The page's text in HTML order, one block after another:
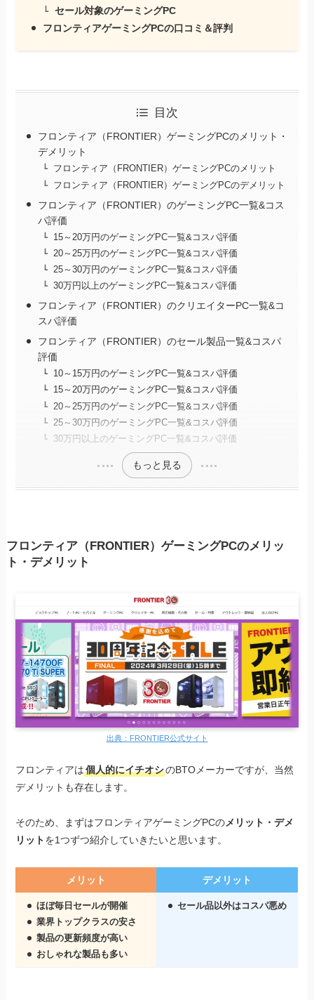
セール対象のゲーミングPC
フロンティアゲーミングPCの口コミ＆評判
目次
フロンティア（FRONTIER）ゲーミングPCのメリット・
デメリット
フロンティア（FRONTIER）ゲーミングPCのメリット
フロンティア（FRONTIER）ゲーミングPCのデメリット
フロンティア（FRONTIER）のゲーミングPC一覧&コス
パ評価
15～20万円のゲーミングPC一覧&コスパ評価
20～25万円のゲーミングPC一覧&コスパ評価
25～30万円のゲーミングPC一覧&コスパ評価
30万円以上のゲーミングPC一覧&コスパ評価
フロンティア（FRONTIER）のクリエイターPC一覧&コ
スパ評価
フロンティア（FRONTIER）のセール製品一覧&コスパ
評価
10～15万円のゲーミングPC一覧&コスパ評価
15～20万円のゲーミングPC一覧&コスパ評価
20～25万円のゲーミングPC一覧&コスパ評価
25～30万円のゲーミングPC一覧&コスパ評価
30万円以上のゲーミングPC一覧&コスパ評価
もっと見る
フロンティア（FRONTIER）ゲーミングPCのメリッ
ト・デメリット
出典：FRONTIER公式サイト
フロンティアは個人的にイチオシのBTOメーカーですが、当然
デメリットも存在します。
そのため、まずはフロンティアゲーミングPCのメリット・デメ
リットを1つずつ紹介していきたいと思います。
メリット デメリット
ほぼ毎日セールが開催
業界トップクラスの安さ
製品の更新頻度が高い
おしゃれな製品も多い
セール品以外はコスパ悪め